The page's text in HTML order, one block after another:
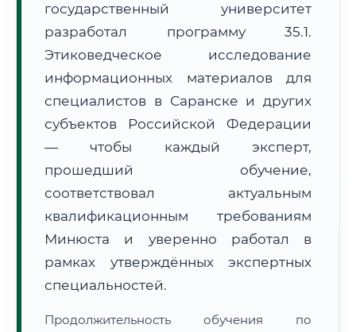
Расчет логистики оригиналов:
• Маршрут транзита:
• Экспресс-доставка СДЭК / Почтой: 3–5 рабочих дней
📜 Документы и аккредитация ФИС ФРДО
Нажмите на документ для увеличения и просмотра
государственный университет
разработал программу 35.1.
Этиковедческое исследование
информационных материалов для
специалистов в Саранске и других
субъектов Российской Федерации
— чтобы каждый эксперт,
прошедший обучение,
соответствовал актуальным
квалификационным требованиям
Минюста и уверенно работал в
рамках утверждённых экспертных
специальностей.
Продолжительность обучения по